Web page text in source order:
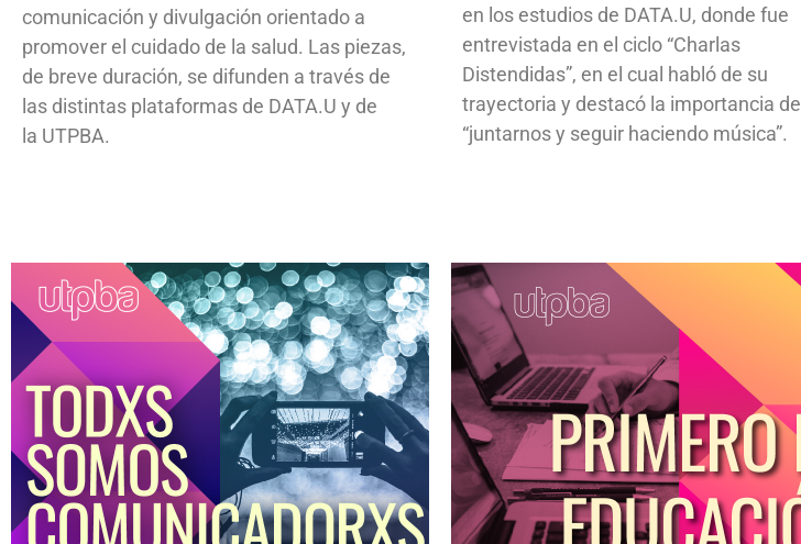
comunicación y divulgación orientado a
promover el cuidado de la salud. Las piezas,
de breve duración, se difunden a través de
las distintas plataformas de DATA.U y de
la UTPBA.
en los estudios de DATA.U, donde fue
entrevistada en el ciclo “Charlas
Distendidas”, en el cual habló de su
trayectoria y destacó la importancia de
“juntarnos y seguir haciendo música”.